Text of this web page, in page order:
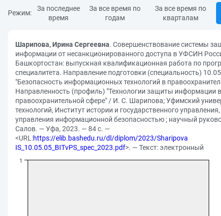
Режим:
За последнее
время
За все время по
годам
За все время по
кварталам
Шарипова, Ирина Сергеевна. Совершенствование системы
информации от несанкционированного доступа в УФСИН
Башкортостан: выпускная квалификационная работа по
специалитета. Направление подготовки (специальность)
"Безопасность информационных технологий в
Направленность (профиль) "Технологии защиты информации в
правоохранительной сфере" / И. С. Шарипова; Уфимский
технологий, Институт истории и государственного
управления информационной безопасностью ; научный
Салов. — Уфа, 2023. — 84 с. —
<URL:https://elib.bashedu.ru/dl/diplom/2023/Sharipova
IS_10.05.05_BITvPS_spec_2023.pdf>. — Текст: электронный